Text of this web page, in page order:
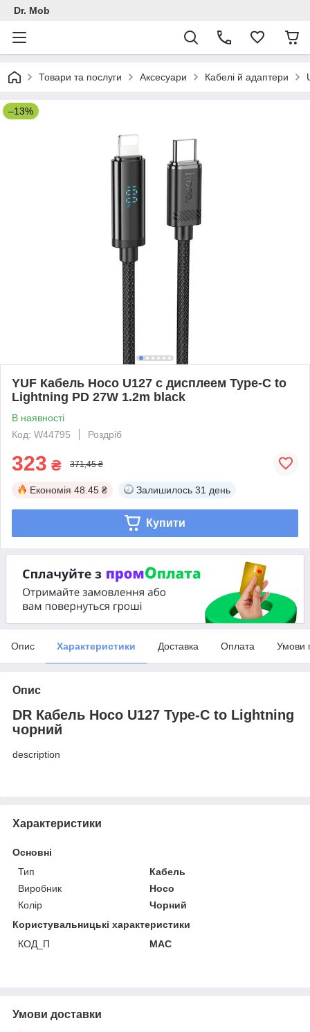
Dr. Mob
Товари та послуги Аксесуари Кабелі й адаптери
–13%
YUF Кабель Hoco U127 с дисплеем Type-C to
Lightning PD 27W 1.2m black
В наявності
Код: W44795
Роздріб
323 ₴ 371,45 ₴
Економія 48.45 ₴ Залишилось 31 день
Купити
Опис Характеристики Доставка Оплата Умови
Опис
DR Кабель Hoco U127 Type-C to Lightning
чорний
description
Характеристики
Основні
Тип
Кабель
Виробник
Hoco
Колір
Чорний
Користувальницькі характеристики
КОД_П
MAC
Умови доставки